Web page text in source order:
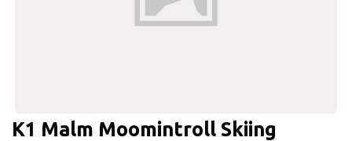
K1 Malm Moomintroll Skiing